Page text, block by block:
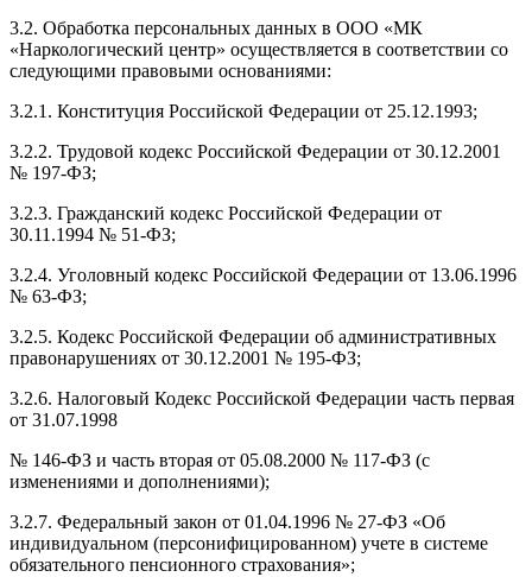
3.2. Обработка персональных данных в ООО «МК
«Наркологический центр» осуществляется в соответствии со
следующими правовыми основаниями:
3.2.1. Конституция Российской Федерации от 25.12.1993;
3.2.2. Трудовой кодекс Российской Федерации от 30.12.2001
№ 197-ФЗ;
3.2.3. Гражданский кодекс Российской Федерации от
30.11.1994 № 51-ФЗ;
3.2.4. Уголовный кодекс Российской Федерации от 13.06.1996
№ 63-ФЗ;
3.2.5. Кодекс Российской Федерации об административных
правонарушениях от 30.12.2001 № 195-ФЗ;
3.2.6. Налоговый Кодекс Российской Федерации часть первая
от 31.07.1998
№ 146-ФЗ и часть вторая от 05.08.2000 № 117-ФЗ (с
изменениями и дополнениями);
3.2.7. Федеральный закон от 01.04.1996 № 27-ФЗ «Об
индивидуальном (персонифицированном) учете в системе
обязательного пенсионного страхования»;